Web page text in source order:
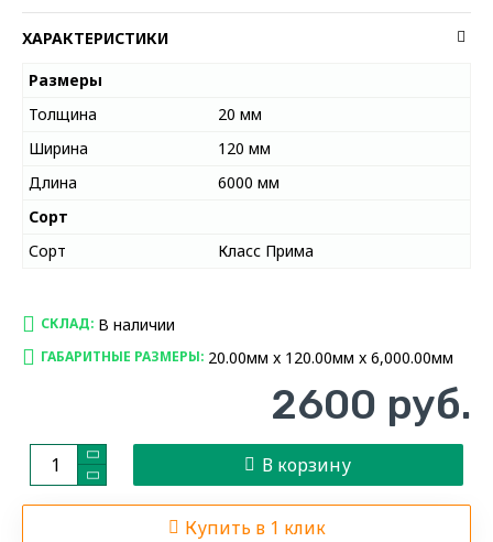
ХАРАКТЕРИСТИКИ
Размеры
Толщина
20 мм
Ширина
120 мм
Длина
6000 мм
Сорт
Сорт
Класс Прима
СКЛАД: В наличии
ГАБАРИТНЫЕ РАЗМЕРЫ: 20.00мм x 120.00мм x 6,000.00мм
2600 руб.
В корзину
Купить в 1 клик